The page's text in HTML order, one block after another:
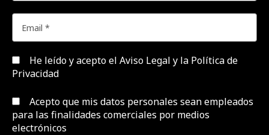
He leído y acepto el Aviso Legal y la Política de
Privacidad
Acepto que mis datos personales sean empleados
para las finalidades comerciales por medios
electrónicos